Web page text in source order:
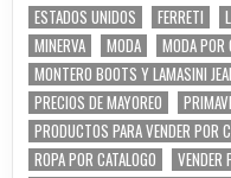
ESTADOS UNIDOS FERRETI
MINERVA
MODA MODA POR
MONTERO BOOTS Y LAMASINI
PRECIOS DE MAYOREO
PRODUCTOS PARA VENDER POR
ROPA POR CATALOGO
VENDER